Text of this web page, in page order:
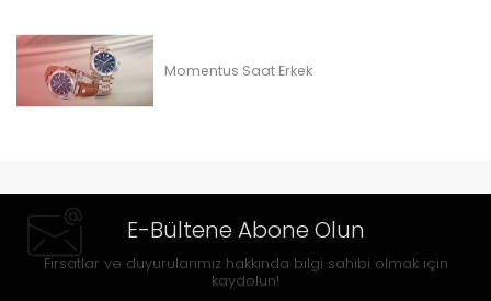
Momentus Saat Erkek
E-Bültene Abone Olun
Fırsatlar ve duyurularımız hakkında bilgi sahibi olmak için
kaydolun!